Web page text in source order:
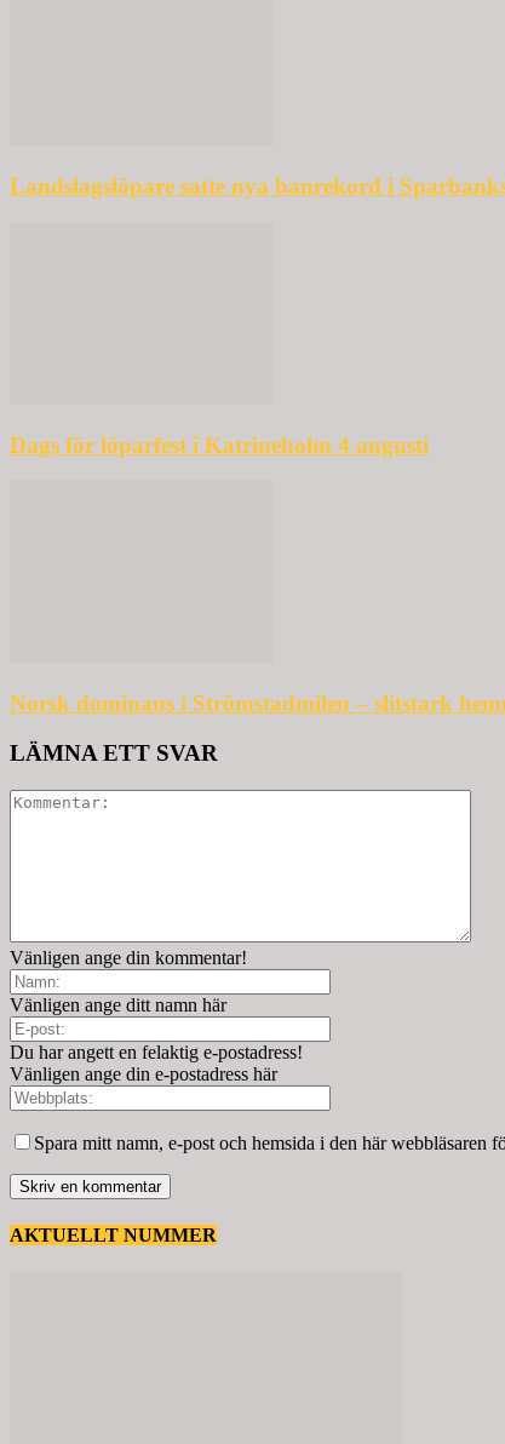
Landslagslöpare satte nya banrekord i
Dags för löparfest i Katrineholm 4 augusti
Norsk dominans i Strömstadmilen – slitstark
LÄMNA ETT SVAR
Vänligen ange din kommentar!
Vänligen ange ditt namn här
Du har angett en felaktig e-postadress!
Vänligen ange din e-postadress här
Spara mitt namn, e-post och hemsida i den här webbläsaren
AKTUELLT NUMMER